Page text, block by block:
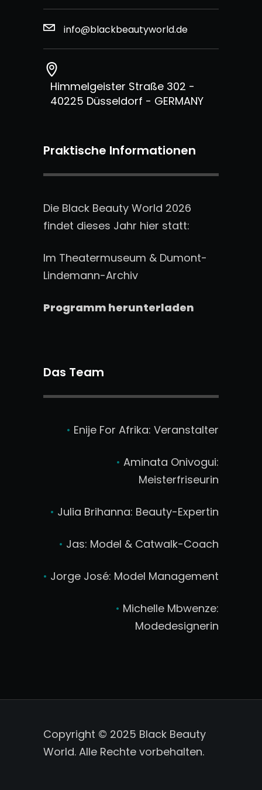
info@blackbeautyworld.de
Himmelgeister Straße 302 -
40225 Düsseldorf - GERMANY
Praktische Informationen
Die Black Beauty World 2026
findet dieses Jahr hier statt:
Im Theatermuseum & Dumont-
Lindemann-Archiv
Programm herunterladen
Das Team
• Enije For Afrika: Veranstalter
• Aminata Onivogui:
Meisterfriseurin
• Julia Brihanna: Beauty-Expertin
• Jas: Model & Catwalk-Coach
• Jorge José: Model Management
• Michelle Mbwenze:
Modedesignerin
Copyright © 2025 Black Beauty
World. Alle Rechte vorbehalten.